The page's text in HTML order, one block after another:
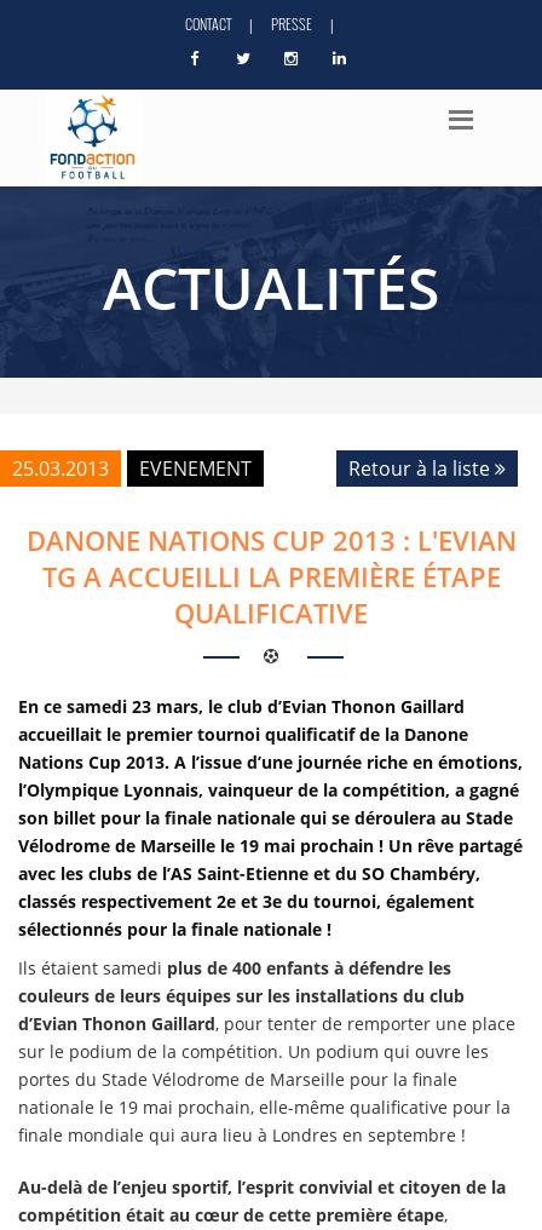
CONTACT | PRESSE |
ACTUALITÉS
25.03.2013 EVENEMENT Retour à la liste
DANONE NATIONS CUP 2013 : L'EVIAN
TG A ACCUEILLI LA PREMIÈRE ÉTAPE
QUALIFICATIVE
En ce samedi 23 mars, le club d’Evian Thonon Gaillard
accueillait le premier tournoi qualificatif de la Danone
Nations Cup 2013. A l’issue d’une journée riche en émotions,
l’Olympique Lyonnais, vainqueur de la compétition, a gagné
son billet pour la finale nationale qui se déroulera au Stade
Vélodrome de Marseille le 19 mai prochain ! Un rêve partagé
avec les clubs de l’AS Saint-Etienne et du SO Chambéry,
classés respectivement 2e et 3e du tournoi, également
sélectionnés pour la finale nationale !
Ils étaient samedi plus de 400 enfants à défendre les
couleurs de leurs équipes sur les installations du club
d’Evian Thonon Gaillard, pour tenter de remporter une place
sur le podium de la compétition. Un podium qui ouvre les
portes du Stade Vélodrome de Marseille pour la finale
nationale le 19 mai prochain, elle-même qualificative pour la
finale mondiale qui aura lieu à Londres en septembre !
Au-delà de l’enjeu sportif, l’esprit convivial et citoyen de la
compétition était au cœur de cette première étape,